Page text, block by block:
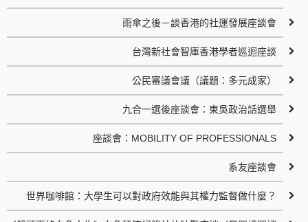
雨傘之後－談香港的社運發展座談會
台灣新社會智庫香港學者巡迴座談
公民審議會議（議題：多元成家）
九合一選後座談會：東吳政治話選舉
座談會：MOBILITY OF PROFESSIONALS
系友座談會
世界咖啡館：大學生可以對政府效能與其權力監督做什麼？